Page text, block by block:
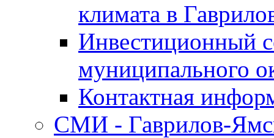
климата в
Инвестиционный
муниципального
Контактная
СМИ - Гаврилов-